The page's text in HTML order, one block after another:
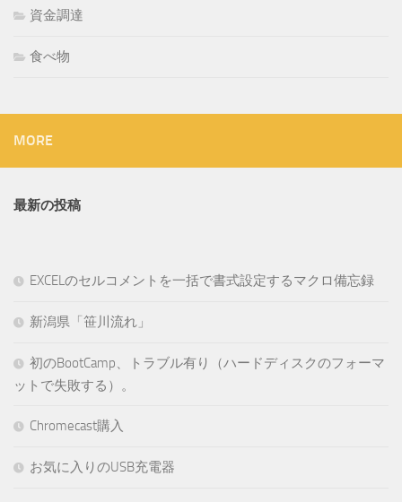
資金調達
食べ物
MORE
最新の投稿
EXCELのセルコメントを一括で書式設定するマクロ備忘録
新潟県「笹川流れ」
初のBootCamp、トラブル有り（ハードディスクのフォーマ
ットで失敗する）。
Chromecast購入
お気に入りのUSB充電器